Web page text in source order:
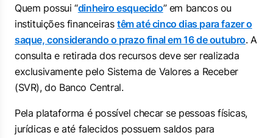
Quem possui “dinheiro esquecido” em bancos ou
instituições financeirastêm até cinco dias para fazer o
saque, considerando o prazo final em 16 de outubro. A
consulta e retirada dos recursos deve ser realizada
exclusivamente pelo Sistema de Valores a Receber
(SVR), do Banco Central.
Pela plataforma é possível checar se pessoas físicas,
jurídicas e até falecidos possuem saldos para